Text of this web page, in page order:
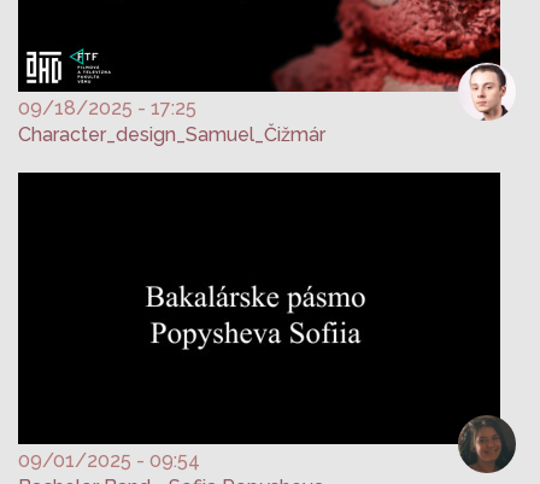
09/18/2025 - 17:25
Character_design_Samuel_Čižmár
09/01/2025 - 09:54